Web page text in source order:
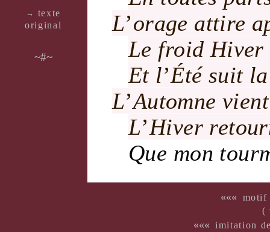
→ texte
ori­ginal
~#~
L’orage attire
Le froid Hiver
Et l’Étésuit
L’Automne
L’Hiver
Que mon
««« motif
(
««« imitation